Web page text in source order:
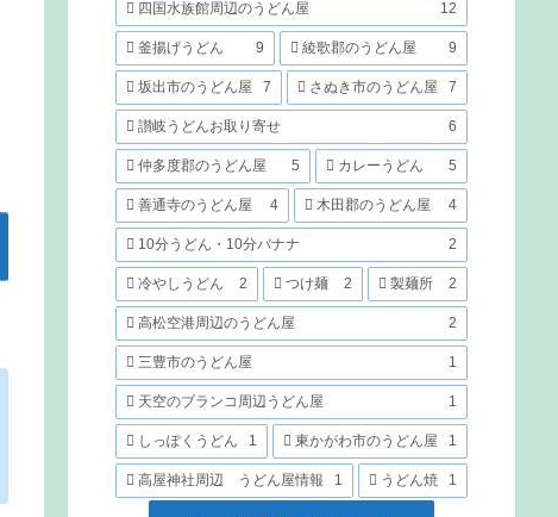
四国水族館周辺のうどん屋 12
釜揚げうどん 9 綾歌郡のうどん屋 9
坂出市のうどん屋 7 さぬき市のうどん屋 7
讃岐うどんお取り寄せ 6
仲多度郡のうどん屋 5 カレーうどん 5
善通寺のうどん屋 4 木田郡のうどん屋 4
10分うどん・10分バナナ 2
冷やしうどん 2 つけ麺 2 製麺所 2
高松空港周辺のうどん屋 2
三豊市のうどん屋 1
天空のブランコ周辺うどん屋 1
しっぽくうどん 1 東かがわ市のうどん屋 1
高屋神社周辺 うどん屋情報 1 うどん焼 1